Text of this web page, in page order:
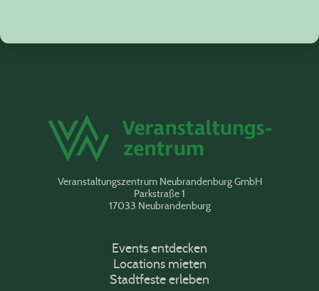
Veranstaltungszentrum Neubrandenburg GmbH
Parkstraße 1
17033 Neubrandenburg
Events entdecken
Locations mieten
Stadtfeste erleben